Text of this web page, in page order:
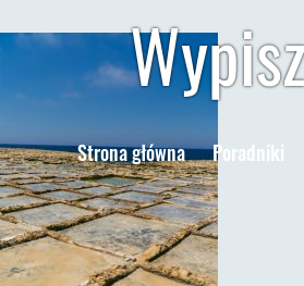
Strona główna Poradniki